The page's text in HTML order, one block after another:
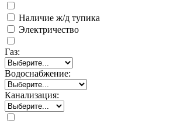
Наличие ж/д тупика
Электричество
Газ:
Водоснабжение:
Канализация: